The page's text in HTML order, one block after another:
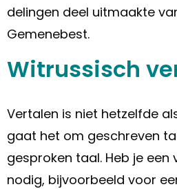
delingen deel uitmaakte
Gemenebest.
Witrussisch
Vertalen is niet hetzelfde
gaat het om geschreven
gesproken taal. Heb je
nodig, bijvoorbeeld voor